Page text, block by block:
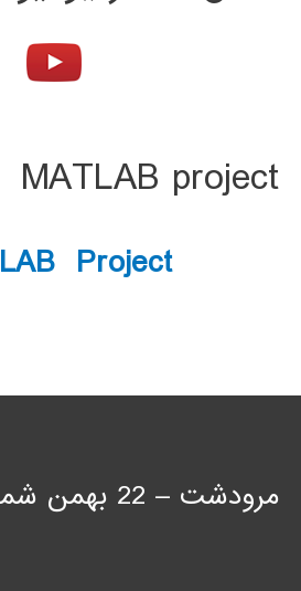
MATLAB project
Project
مرودشت – 22 بهمن شمالی